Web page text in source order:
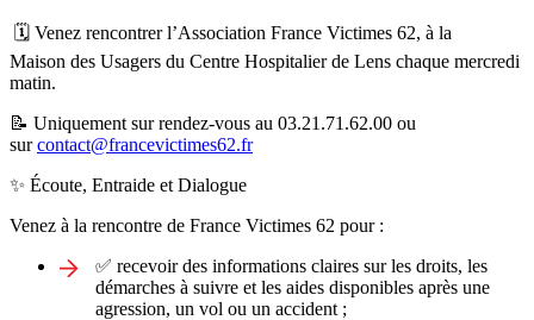
🗓️ Venez rencontrer l’Association France Victimes 62, à la
Maison des Usagers du Centre Hospitalier de Lens chaque mercredi
matin.
📝 Uniquement sur rendez-vous au 03.21.71.62.00 ou
surcontact@francevictimes62.fr
✨ Écoute, Entraide et Dialogue
Venez à la rencontre de France Victimes 62 pour :
✅ recevoir des informations claires sur les droits, les
démarches à suivre et les aides disponibles après une
agression, un vol ou un accident ;